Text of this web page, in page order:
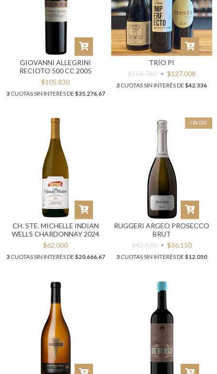
GIOVANNI ALLEGRINI
RECIOTO 500 CC 2005
$105.830
3CUOTAS SIN INTERÉS DE $35.276,67
TRÍO PI
$158.760
$127.008
3 CUOTAS SIN INTERÉS DE $42.336
CH. STE. MICHELLE INDIAN
WELLS CHARDONNAY 2024
$62.000
3CUOTAS SIN INTERÉS DE $20.666,67
15% OFF
RUGGERI ARGEO PROSECCO
BRUT
$42.530
$36.150
3 CUOTAS SIN INTERÉS DE $12.050